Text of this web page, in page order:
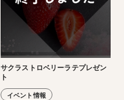
サクラストロベリーラテプレゼン
ト
イベント情報